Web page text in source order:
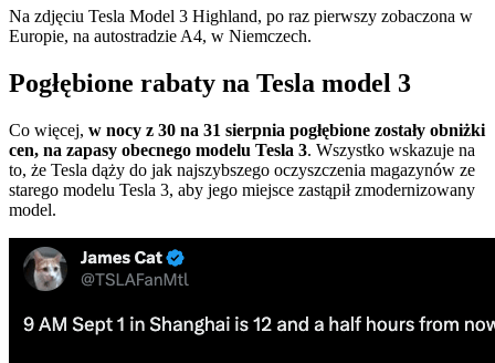
Na zdjęciu Tesla Model 3 Highland, po raz pierwszy zobaczona w
Europie, na autostradzie A4, w Niemczech.
Pogłębione rabaty na Tesla model 3
Co więcej, w nocy z 30 na 31 sierpnia pogłębione zostały obniżki
cen, na zapasy obecnego modelu Tesla 3. Wszystko wskazuje na
to, że Tesla dąży do jak najszybszego oczyszczenia magazynów ze
starego modelu Tesla 3, aby jego miejsce zastąpił zmodernizowany
model.